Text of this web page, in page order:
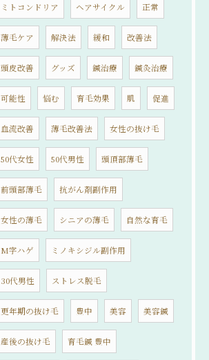
ミトコンドリア ヘアサイクル 正常
薄毛ケア 解決法 緩和 改善法
頭皮改善 グッズ 鍼治療 鍼灸治療
可能性 悩む 育毛効果 肌 促進
血流改善 薄毛改善法 女性の抜け毛
50代女性 50代男性 頭頂部薄毛
前頭部薄毛 抗がん剤副作用
女性の薄毛 シニアの薄毛 自然な育毛
M字ハゲ ミノキシジル副作用
30代男性 ストレス脱毛
更年期の抜け毛 豊中 美容 美容鍼
産後の抜け毛 育毛鍼 豊中